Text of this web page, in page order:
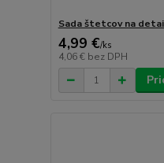
Sada štetcov na
4,99 €/ks
4,06 € bez DPH